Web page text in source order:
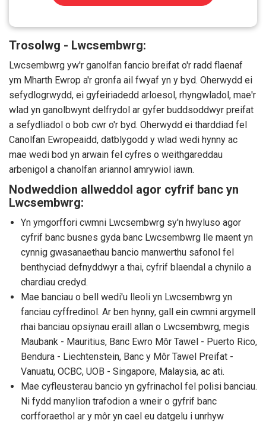
Trosolwg - Lwcsembwrg:
Lwcsembwrg yw'r ganolfan fancio breifat o'r radd flaenaf
ym Mharth Ewrop a'r gronfa ail fwyaf yn y byd. Oherwydd ei
sefydlogrwydd, ei gyfeiriadedd arloesol, rhyngwladol, mae'r
wlad yn ganolbwynt delfrydol ar gyfer buddsoddwyr preifat
a sefydliadol o bob cwr o'r byd. Oherwydd ei tharddiad fel
Canolfan Ewropeaidd, datblygodd y wlad wedi hynny ac
mae wedi bod yn arwain fel cyfres o weithgareddau
arbenigol a chanolfan ariannol amrywiol iawn.
Nodweddion allweddol agor cyfrif banc yn
Lwcsembwrg:
Yn ymgorffori cwmni Lwcsembwrg sy'n hwyluso agor
cyfrif banc busnes gyda banc Lwcsembwrg lle maent yn
cynnig gwasanaethau bancio manwerthu safonol fel
benthyciad defnyddwyr a thai, cyfrif blaendal a chynilo a
chardiau credyd.
Mae banciau o bell wedi'u lleoli yn Lwcsembwrg yn
fanciau cyffredinol. Ar ben hynny, gall ein cwmni argymell
rhai banciau opsiynau eraill allan o Lwcsembwrg, megis
Maubank - Mauritius, Banc Ewro Môr Tawel - Puerto Rico,
Bendura - Liechtenstein, Banc y Môr Tawel Preifat -
Vanuatu, OCBC, UOB - Singapore, Malaysia, ac ati.
Mae cyfleusterau bancio yn gyfrinachol fel polisi banciau.
Ni fydd manylion trafodion a wneir o gyfrif banc
corfforaethol ar y môr yn cael eu datgelu i unrhyw